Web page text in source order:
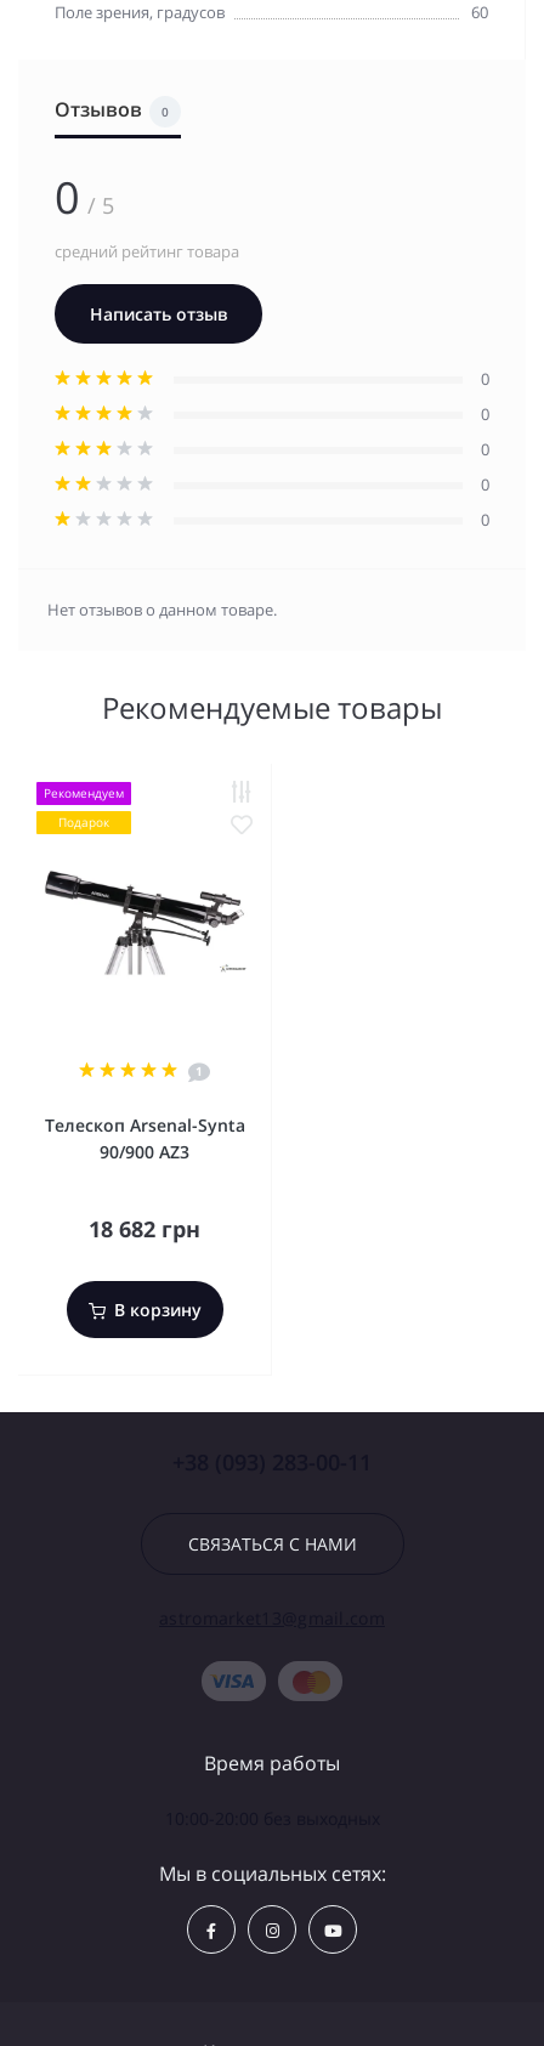
Поле зрения, градусов
60
Отзывов 0
0 / 5
средний рейтинг товара
Написать отзыв
0
0
0
0
0
Нет отзывов о данном товаре.
Рекомендуемые товары
Рекомендуем
Подарок
1
Телескоп Arsenal-Synta
90/900 AZ3
18 682 грн
В корзину
СВЯЗАТЬСЯ С НАМИ
Время работы
Мы в социальных сетях: